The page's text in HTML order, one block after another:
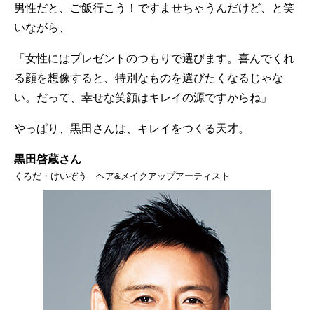
男性だと、ご飯行こう！ですませちゃうんだけど、と笑
いながら、
「女性にはプレゼントのつもりで選びます。喜んでくれ
る顔を想像すると、特別なものを選びたくなるじゃな
い。だって、幸せな笑顔はキレイの源ですからね」
やっぱり、黒田さんは、キレイをつくる天才。
黒田啓蔵さん
くろだ・けいぞう ヘア&メイクアップアーティスト